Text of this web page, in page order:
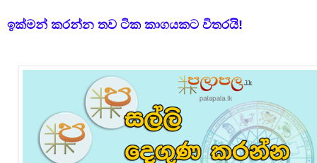
ඉක්මන් කරන්න තව ටික කාගයකට විතරයි!